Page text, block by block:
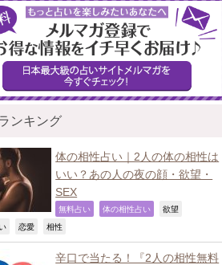
ンキング
体の相性占い｜2人の体の相性は
いい？あの人の夜の顔・欲望・
SEX
無料占い 体の相性占い 欲望
恋愛 相性
辛口で当たる！『2人の相性無料